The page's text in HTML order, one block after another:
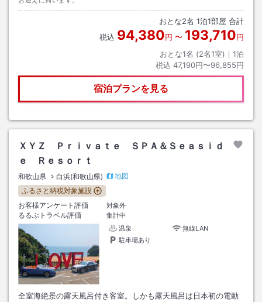
おとな2名 1泊1部屋 合計
税込 94,380円 〜 193,710円
おとな1名 (2名1室)｜ 1泊
税込 47,190円〜96,855円
宿泊プランを見る
ＸＹＺ Ｐｒｉｖａｔｅ ＳＰＡ＆Ｓｅａｓｉｄ
ｅ Ｒｅｓｏｒｔ
和歌山県 白浜(和歌山県)
地図
ふるさと納税対象施設
お客様アンケート評価
対象外
るるぶトラベル評価
集計中
温泉
無線LAN
駐車場あり
全室海絶景の露天風呂付き客室。しかも露天風呂は日本初の電動